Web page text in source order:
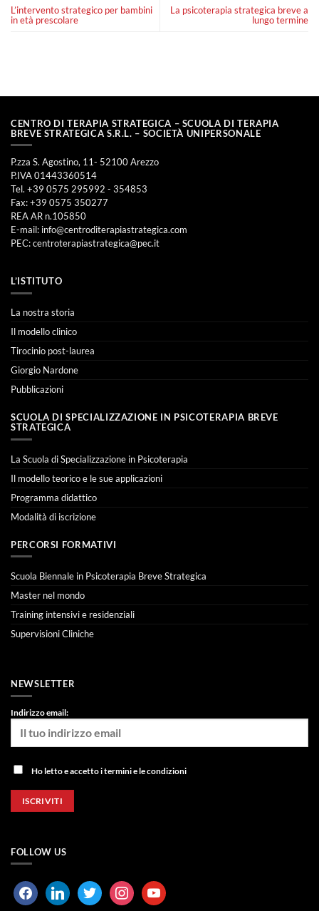
L’intervento strategico per bambini
in età prescolare
La psicoterapia strategica breve a
lungo termine
CENTRO DI TERAPIA STRATEGICA – SCUOLA DI TERAPIA
BREVE STRATEGICA S.R.L. – SOCIETÀ UNIPERSONALE
P.zza S. Agostino, 11- 52100 Arezzo
P.IVA 01443360514
Tel. +39 0575 295992 - 354853
Fax: +39 0575 350277
REA AR n.105850
E-mail: info@centroditerapiastrategica.com
PEC:centroterapiastrategica@pec.it
L’ISTITUTO
La nostra storia
Il modello clinico
Tirocinio post-laurea
Giorgio Nardone
Pubblicazioni
SCUOLA DI SPECIALIZZAZIONE IN PSICOTERAPIA BREVE
STRATEGICA
La Scuola di Specializzazione in Psicoterapia
Il modello teorico e le sue applicazioni
Programma didattico
Modalità di iscrizione
PERCORSI FORMATIVI
Scuola Biennale in Psicoterapia Breve Strategica
Master nel mondo
Training intensivi e residenziali
Supervisioni Cliniche
NEWSLETTER
Indirizzo email:
Ho letto e accetto i termini e le condizioni
FOLLOW US
facebooklinkedin twitter instagramyoutube